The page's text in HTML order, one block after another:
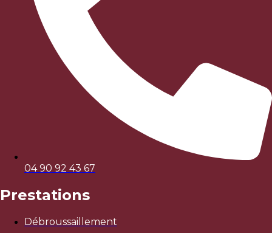
04 90 92 43 67
Prestations
Débroussaillement